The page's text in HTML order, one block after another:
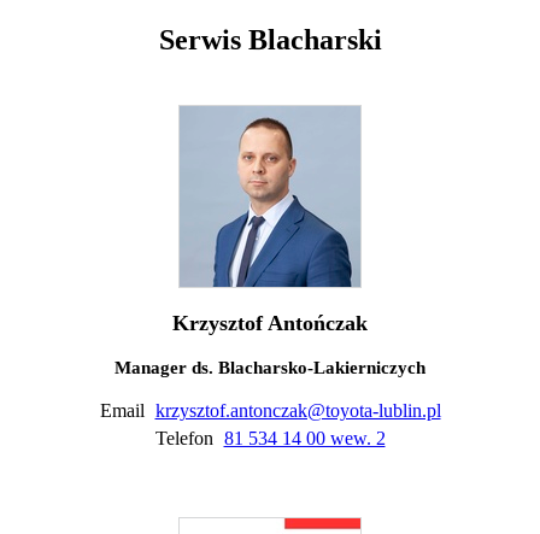
Serwis Blacharski
Krzysztof Antończak
Manager ds. Blacharsko-Lakierniczych
Email krzysztof.antonczak@toyota-lublin.pl
Telefon 81 534 14 00 wew. 2